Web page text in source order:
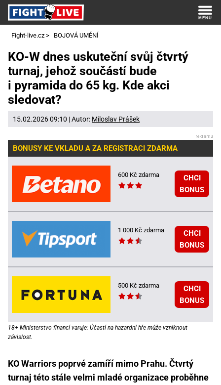
Fight-live.cz > BOJOVÁ UMĚNÍ
KO-W dnes uskuteční svůj čtvrtý
turnaj, jehož součástí bude
i pyramida do 65 kg. Kde akci
sledovat?
15.02.2026 09:10 | Autor: Miloslav Prášek
BONUSY KE VKLADU A ZA REGISTRACI ZDARMA
600 Kč zdarma
CHCI
BONUS
1 000 Kč zdarma
CHCI
BONUS
500 Kč zdarma
CHCI
BONUS
18+ Ministerstvo financí varuje: Účastí na hazardní hře může vzniknout
závislost.
KO Warriors poprvé zamíří mimo Prahu. Čtvrtý
turnaj této stále velmi mladé organizace proběhne